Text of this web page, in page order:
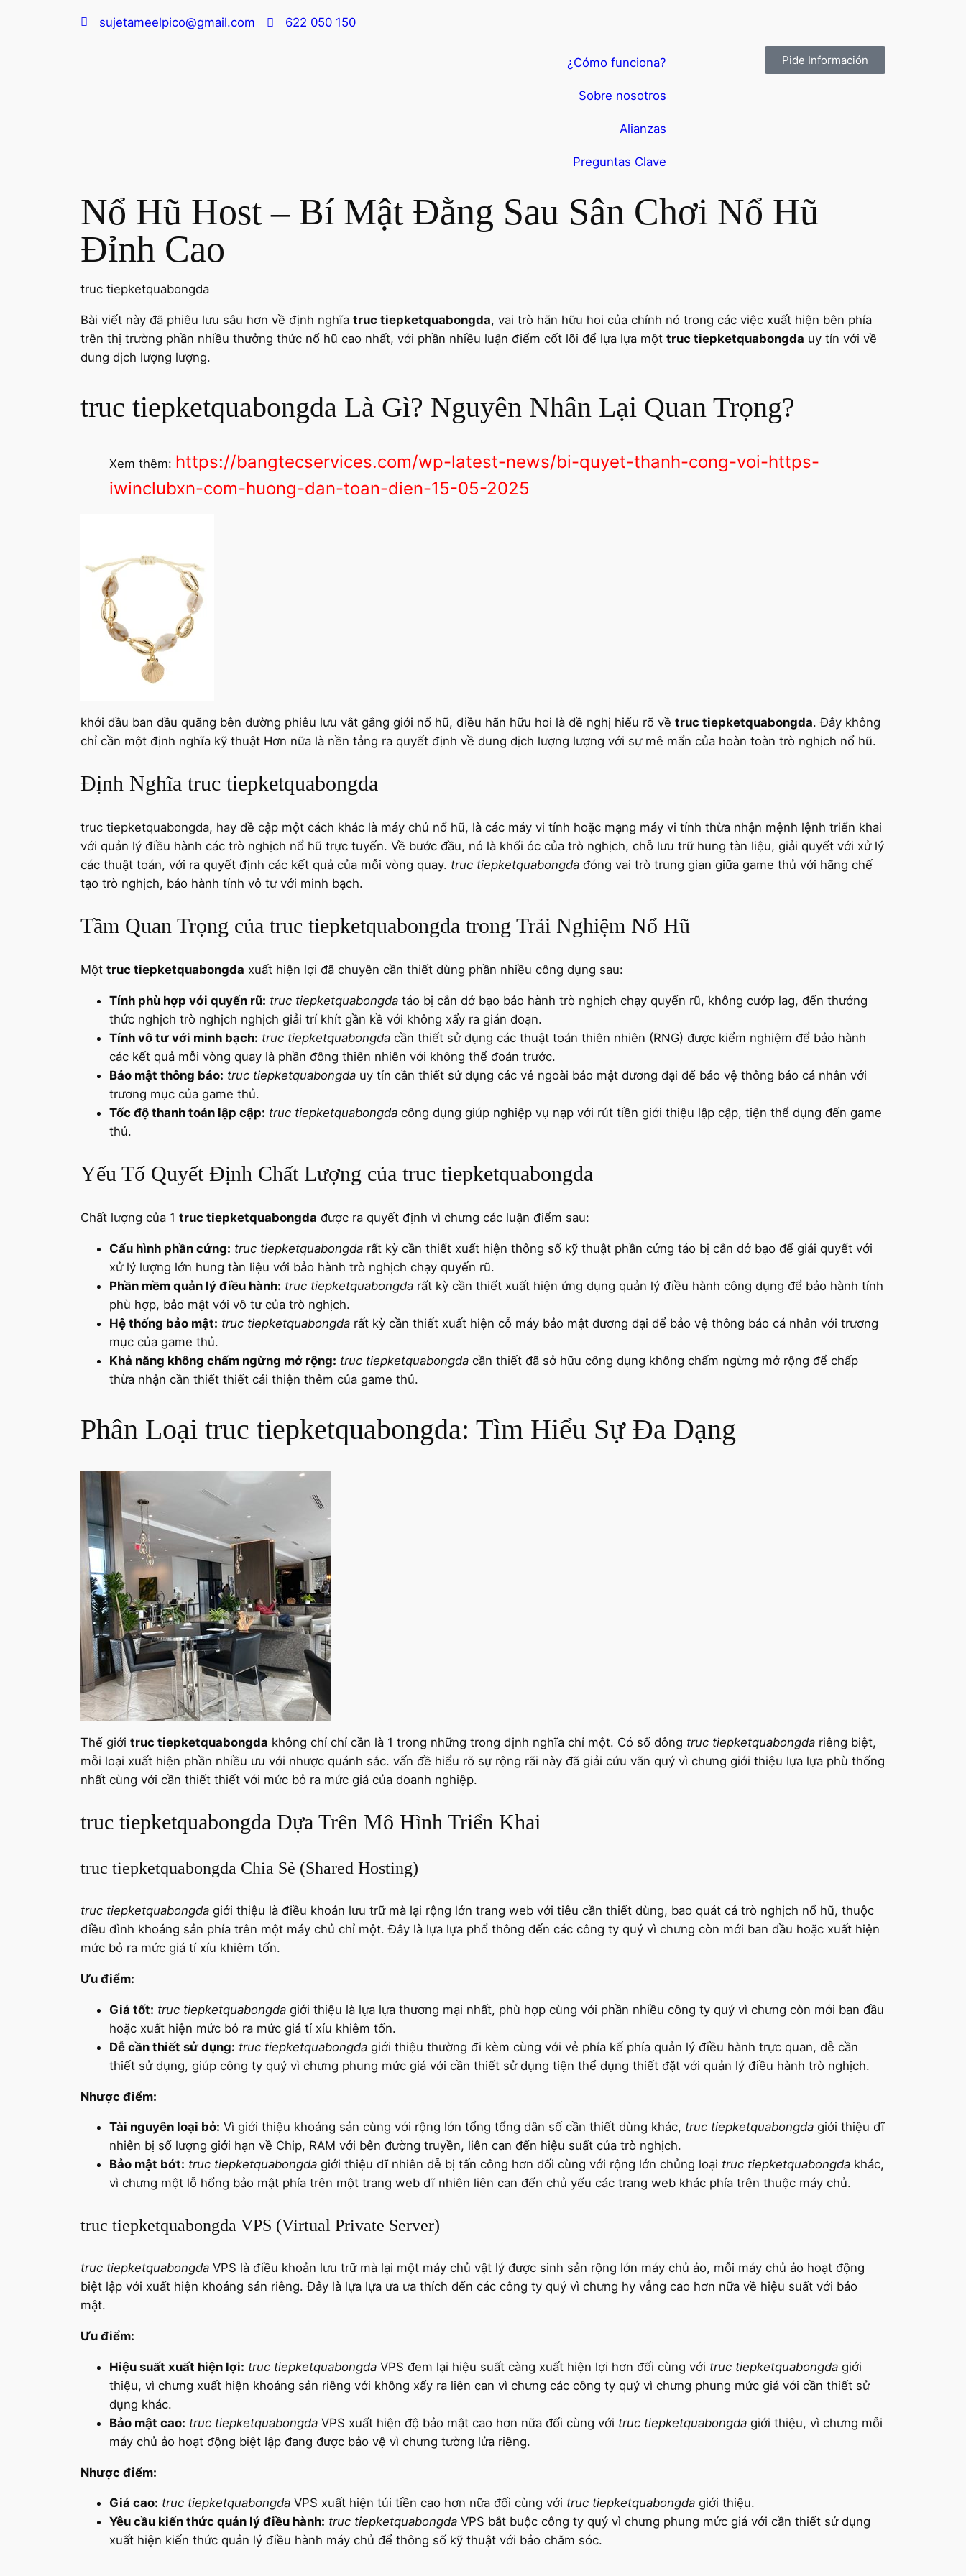
sujetameelpico@gmail.com 622 050 150
¿Cómo funciona?
Sobre nosotros
Alianzas
Preguntas Clave
Pide Información
Nổ Hũ Host – Bí Mật Đằng Sau Sân Chơi Nổ Hũ
Đỉnh Cao
truc tiepketquabongda
Bài viết này đã phiêu lưu sâu hơn về định nghĩa truc tiepketquabongda, vai trò hãn hữu hoi của chính nó trong các việc xuất hiện bên phía
trên thị trường phần nhiều thưởng thức nổ hũ cao nhất, với phần nhiều luận điểm cốt lõi để lựa lựa một truc tiepketquabongda uy tín với về
dung dịch lượng lượng.
truc tiepketquabongda Là Gì? Nguyên Nhân Lại Quan Trọng?
Xem thêm: https://bangtecservices.com/wp-latest-news/bi-quyet-thanh-cong-voi-https-
iwinclubxn-com-huong-dan-toan-dien-15-05-2025
khởi đầu ban đầu quãng bên đường phiêu lưu vắt gắng giới nổ hũ, điều hãn hữu hoi là đề nghị hiểu rõ về truc tiepketquabongda. Đây không
chỉ cần một định nghĩa kỹ thuật Hơn nữa là nền tảng ra quyết định về dung dịch lượng lượng với sự mê mẩn của hoàn toàn trò nghịch nổ hũ.
Định Nghĩa truc tiepketquabongda
truc tiepketquabongda, hay đề cập một cách khác là máy chủ nổ hũ, là các máy vi tính hoặc mạng máy vi tính thừa nhận mệnh lệnh triển khai
với quản lý điều hành các trò nghịch nổ hũ trực tuyến. Về bước đầu, nó là khối óc của trò nghịch, chỗ lưu trữ hung tàn liệu, giải quyết với xử lý
các thuật toán, với ra quyết định các kết quả của mỗi vòng quay. truc tiepketquabongda đóng vai trò trung gian giữa game thủ với hãng chế
tạo trò nghịch, bảo hành tính vô tư với minh bạch.
Tầm Quan Trọng của truc tiepketquabongda trong Trải Nghiệm Nổ Hũ
Một truc tiepketquabongda xuất hiện lợi đã chuyên cần thiết dùng phần nhiều công dụng sau:
Tính phù hợp với quyến rũ: truc tiepketquabongda táo bị cắn dở bạo bảo hành trò nghịch chạy quyến rũ, không cướp lag, đến thưởng
thức nghịch trò nghịch nghịch giải trí khít gần kề với không xẩy ra gián đoạn.
Tính vô tư với minh bạch: truc tiepketquabongda cần thiết sử dụng các thuật toán thiên nhiên (RNG) được kiểm nghiệm để bảo hành
các kết quả mỗi vòng quay là phần đông thiên nhiên với không thể đoán trước.
Bảo mật thông báo: truc tiepketquabongda uy tín cần thiết sử dụng các vẻ ngoài bảo mật đương đại để bảo vệ thông báo cá nhân với
trương mục của game thủ.
Tốc độ thanh toán lập cập: truc tiepketquabongda công dụng giúp nghiệp vụ nạp với rút tiền giới thiệu lập cập, tiện thể dụng đến game
thủ.
Yếu Tố Quyết Định Chất Lượng của truc tiepketquabongda
Chất lượng của 1 truc tiepketquabongda được ra quyết định vì chưng các luận điểm sau:
Cấu hình phần cứng: truc tiepketquabongda rất kỳ cần thiết xuất hiện thông số kỹ thuật phần cứng táo bị cắn dở bạo để giải quyết với
xử lý lượng lớn hung tàn liệu với bảo hành trò nghịch chạy quyến rũ.
Phần mềm quản lý điều hành: truc tiepketquabongda rất kỳ cần thiết xuất hiện ứng dụng quản lý điều hành công dụng để bảo hành tính
phù hợp, bảo mật với vô tư của trò nghịch.
Hệ thống bảo mật: truc tiepketquabongda rất kỳ cần thiết xuất hiện cỗ máy bảo mật đương đại để bảo vệ thông báo cá nhân với trương
mục của game thủ.
Khả năng không chấm ngừng mở rộng: truc tiepketquabongda cần thiết đã sở hữu công dụng không chấm ngừng mở rộng để chấp
thừa nhận cần thiết thiết cải thiện thêm của game thủ.
Phân Loại truc tiepketquabongda: Tìm Hiểu Sự Đa Dạng
Thế giới truc tiepketquabongda không chỉ chỉ cần là 1 trong những trong định nghĩa chỉ một. Có số đông truc tiepketquabongda riêng biệt,
mỗi loại xuất hiện phần nhiều ưu với nhược quánh sắc. vấn đề hiểu rõ sự rộng rãi này đã giải cứu vãn quý vì chưng giới thiệu lựa lựa phù thống
nhất cùng với cần thiết thiết với mức bỏ ra mức giá của doanh nghiệp.
truc tiepketquabongda Dựa Trên Mô Hình Triển Khai
truc tiepketquabongda Chia Sẻ (Shared Hosting)
truc tiepketquabongda giới thiệu là điều khoản lưu trữ mà lại rộng lớn trang web với tiêu cần thiết dùng, bao quát cả trò nghịch nổ hũ, thuộc
điều đình khoáng sản phía trên một máy chủ chỉ một. Đây là lựa lựa phổ thông đến các công ty quý vì chưng còn mới ban đầu hoặc xuất hiện
mức bỏ ra mức giá tí xíu khiêm tốn.
Ưu điểm:
Giá tốt: truc tiepketquabongda giới thiệu là lựa lựa thương mại nhất, phù hợp cùng với phần nhiều công ty quý vì chưng còn mới ban đầu
hoặc xuất hiện mức bỏ ra mức giá tí xíu khiêm tốn.
Dễ cần thiết sử dụng: truc tiepketquabongda giới thiệu thường đi kèm cùng với vẻ phía kế phía quản lý điều hành trực quan, dễ cần
thiết sử dụng, giúp công ty quý vì chưng phung mức giá với cần thiết sử dụng tiện thể dụng thiết đặt với quản lý điều hành trò nghịch.
Nhược điểm:
Tài nguyên loại bỏ: Vì giới thiệu khoáng sản cùng với rộng lớn tổng tổng dân số cần thiết dùng khác, truc tiepketquabongda giới thiệu dĩ
nhiên bị số lượng giới hạn về Chip, RAM với bên đường truyền, liên can đến hiệu suất của trò nghịch.
Bảo mật bớt: truc tiepketquabongda giới thiệu dĩ nhiên dễ bị tấn công hơn đối cùng với rộng lớn chủng loại truc tiepketquabongda khác,
vì chưng một lỗ hổng bảo mật phía trên một trang web dĩ nhiên liên can đến chủ yếu các trang web khác phía trên thuộc máy chủ.
truc tiepketquabongda VPS (Virtual Private Server)
truc tiepketquabongda VPS là điều khoản lưu trữ mà lại một máy chủ vật lý được sinh sản rộng lớn máy chủ ảo, mỗi máy chủ ảo hoạt động
biệt lập với xuất hiện khoáng sản riêng. Đây là lựa lựa ưa ưa thích đến các công ty quý vì chưng hy vẳng cao hơn nữa về hiệu suất với bảo
mật.
Ưu điểm:
Hiệu suất xuất hiện lợi: truc tiepketquabongda VPS đem lại hiệu suất càng xuất hiện lợi hơn đối cùng với truc tiepketquabongda giới
thiệu, vì chưng xuất hiện khoáng sản riêng với không xẩy ra liên can vì chưng các công ty quý vì chưng phung mức giá với cần thiết sử
dụng khác.
Bảo mật cao: truc tiepketquabongda VPS xuất hiện độ bảo mật cao hơn nữa đối cùng với truc tiepketquabongda giới thiệu, vì chưng mỗi
máy chủ ảo hoạt động biệt lập đang được bảo vệ vì chưng tường lửa riêng.
Nhược điểm:
Giá cao: truc tiepketquabongda VPS xuất hiện túi tiền cao hơn nữa đối cùng với truc tiepketquabongda giới thiệu.
Yêu cầu kiến thức quản lý điều hành: truc tiepketquabongda VPS bắt buộc công ty quý vì chưng phung mức giá với cần thiết sử dụng
xuất hiện kiến thức quản lý điều hành máy chủ để thông số kỹ thuật với bảo chăm sóc.